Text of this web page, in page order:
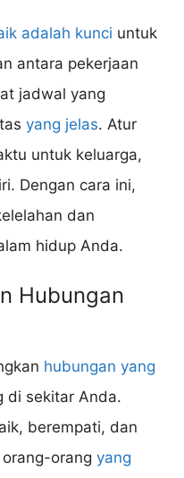
adalah kunci untuk
antara pekerjaan
jadwal yang
yang jelas. Atur
untuk keluarga,
Dengan cara ini,
dan
hidup Anda.
Hubungan
hubungan yang
di sekitar Anda.
berempati, dan
orang yang